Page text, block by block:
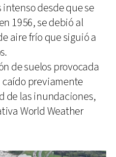
intenso desde que se
1956, se debió al
aire frío que siguió a
de suelos provocada
previamente
de las inundaciones,
World Weather